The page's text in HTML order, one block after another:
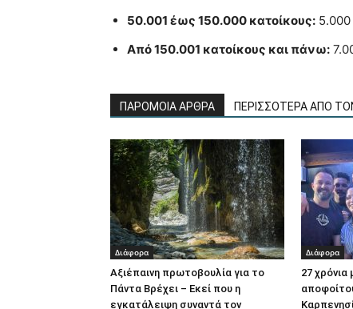
50.001 έως 150.000 κατοίκους:
Από 150.001 κατοίκους και πάνω:
ΠΑΡΟΜΟΙΑ ΑΡΘΡΑ ΠΕΡΙΣΣΟΤΕΡΑ ΑΠΟ
Διάφορα
Αξιέπαινη πρωτοβουλία για το
Πάντα Βρέχει – Εκεί που η
εγκατάλειψη συναντά τον
Διάφορα
27 χρόνια